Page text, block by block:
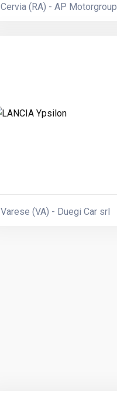
Cervia (RA) - AP Motorgroup
Varese (VA) - Duegi Car srl